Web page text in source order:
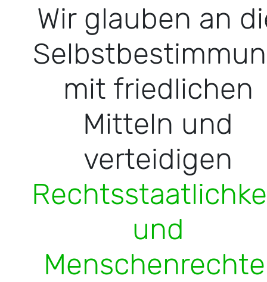
Wir glauben an
mit friedlichen
Mitteln und
verteidigen
und